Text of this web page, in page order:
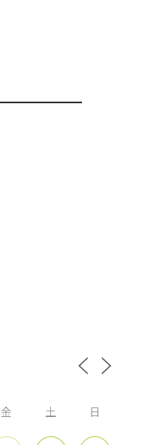
金 土 日